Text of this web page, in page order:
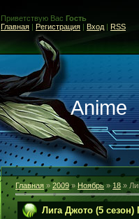
Приветствую Вас Гость
Главная | Регистрация | Вход | RSS
Anime
Главная » 2009 » Ноябрь » 18 »
Лига Джото (5 сезон)